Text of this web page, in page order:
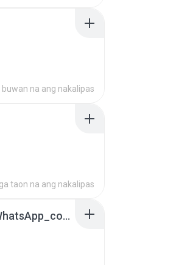
buwan na ang nakalipas
taon na ang nakalipas
65536533_Conversa_do_WhatsApp_com_Meu_Esposo.zip